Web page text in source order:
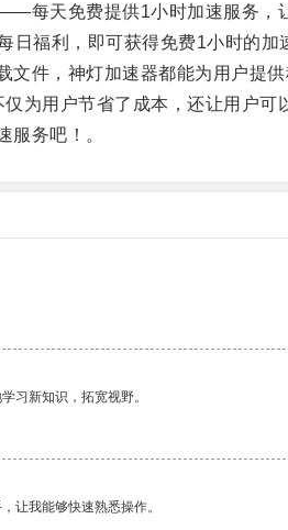
天免费提供1小时加速服务，让
福利，即可获得免费1小时的加
件，神灯加速器都能为用户提供
用户节省了成本，还让用户可
务吧！。
习新知识，拓宽视野。
让我能够快速熟悉操作。